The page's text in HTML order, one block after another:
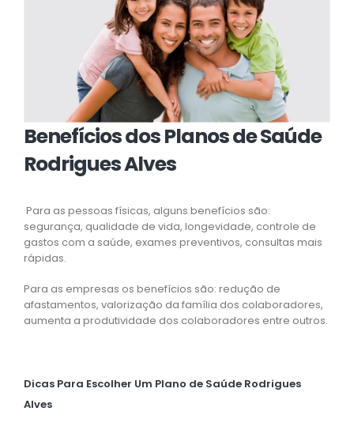
Benefícios dos Planos de Saúde
Rodrigues Alves
Para as pessoas físicas, alguns benefícios são:
segurança, qualidade de vida, longevidade, controle de
gastos com a saúde, exames preventivos, consultas mais
rápidas.
Para as empresas os benefícios são: redução de
afastamentos, valorização da família dos colaboradores,
aumenta a produtividade dos colaboradores entre outros.
Dicas Para Escolher Um Plano de Saúde Rodrigues
Alves